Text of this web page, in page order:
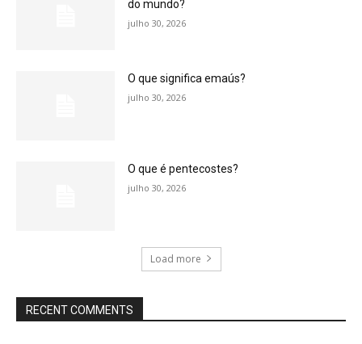
do mundo?
julho 30, 2026
O que significa emaús?
julho 30, 2026
O que é pentecostes?
julho 30, 2026
Load more
RECENT COMMENTS